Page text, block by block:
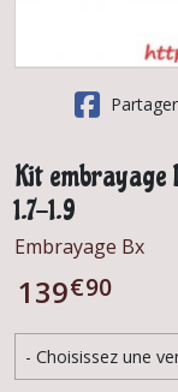
Partager
Kit embrayage
1.7-1.9
Embrayage Bx
139€90